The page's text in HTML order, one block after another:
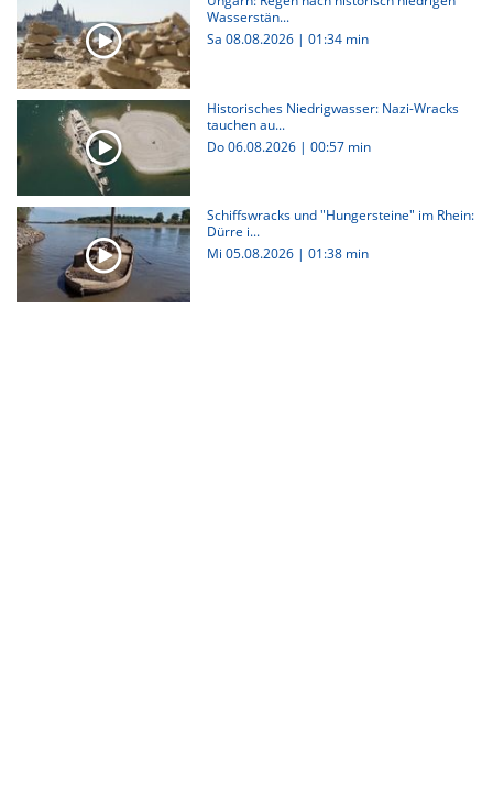
Wasserstän...
Sa 08.08.2026 | 01:34 min
Historisches Niedrigwasser: Nazi-Wracks
tauchen au...
Do 06.08.2026 | 00:57 min
Schiffswracks und "Hungersteine" im Rhein:
Dürre i...
Mi 05.08.2026 | 01:38 min